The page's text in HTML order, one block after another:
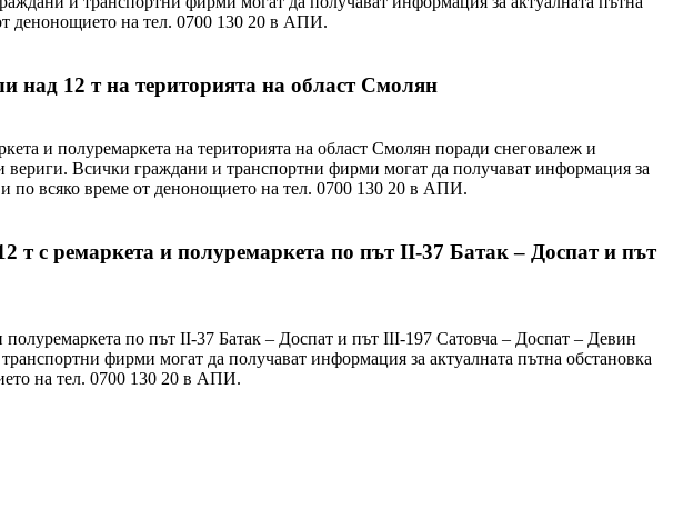
от денонощието на тел. 0700 130 20 в АПИ.
над 12 т на територията на област Смолян
и полуремаркета на територията на област Смолян поради снеговалеж и
Всички граждани и транспортни фирми могат да получават информация за
по всяко време от денонощието на тел. 0700 130 20 в АПИ.
с ремаркета и полуремаркета по път ІІ-37 Батак – Доспат и път
по път ІІ-37 Батак – Доспат и път ІІІ-197 Сатовча – Доспат – Девин
фирми могат да получават информация за актуалната пътна обстановка
на тел. 0700 130 20 в АПИ.